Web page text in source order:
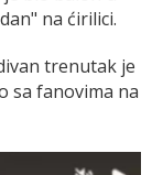
na ćirilici.
trenutak je
sa fanovima na